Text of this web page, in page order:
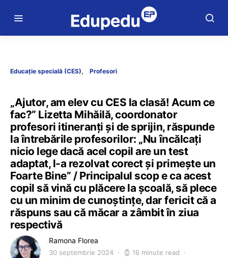
Educație specială (CES) Profesori
„Ajutor, am elev cu CES la clasă! Acum ce
fac?” Lizetta Mihăilă, coordonator
profesori itineranți și de sprijin, răspunde
la întrebările profesorilor: „Nu încălcați
nicio lege dacă acel copil are un test
adaptat, l-a rezolvat corect și primește un
Foarte Bine” / Principalul scop e ca acest
copil să vină cu plăcere la școală, să plece
cu un minim de cunoștințe, dar fericit că a
răspuns sau că măcar a zâmbit în ziua
respectivă
Ramona Florea
30 septembrie 2024 16 minute read